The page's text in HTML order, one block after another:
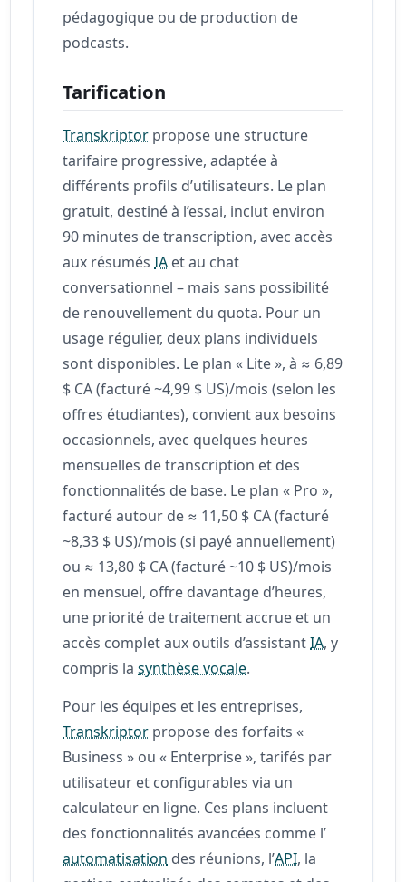
pédagogique ou de production de
podcasts.
Tarification
Transkriptor propose une structure
tarifaire progressive, adaptée à
différents profils d’utilisateurs. Le plan
gratuit, destiné à l’essai, inclut environ
90 minutes de transcription, avec accès
aux résumésIA et au chat
conversationnel – mais sans possibilité
de renouvellement du quota. Pour un
usage régulier, deux plans individuels
sont disponibles. Le plan « Lite », à ≈ 6,89
$ CA (facturé ~4,99 $ US)/mois (selon les
offres étudiantes), convient aux besoins
occasionnels, avec quelques heures
mensuelles de transcription et des
fonctionnalités de base. Le plan « Pro »,
facturé autour de ≈ 11,50 $ CA (facturé
~8,33 $ US)/mois (si payé annuellement)
ou ≈ 13,80 $ CA (facturé ~10 $ US)/mois
en mensuel, offre davantage d’heures,
une priorité de traitement accrue et un
accès complet aux outils d’assistantIA, y
compris lasynthèse vocale.
Pour les équipes et les entreprises,
Transkriptor propose des forfaits «
Business » ou « Enterprise », tarifés par
utilisateur et configurables via un
calculateur en ligne. Ces plans incluent
des fonctionnalités avancées comme l’
automatisation des réunions, l’API, la